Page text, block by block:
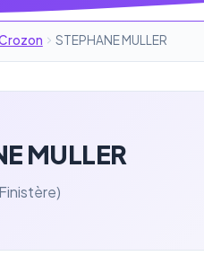
STEPHANE MULLER
MULLER